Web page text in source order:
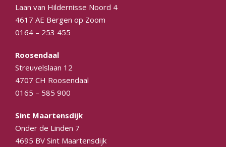
Laan van Hildernisse Noord 4
4617 AE Bergen op Zoom
0164 – 253 455
Roosendaal
Streuvelslaan 12
4707 CH Roosendaal
0165 – 585 900
Sint Maartensdijk
Onder de Linden 7
4695 BV Sint Maartensdijk